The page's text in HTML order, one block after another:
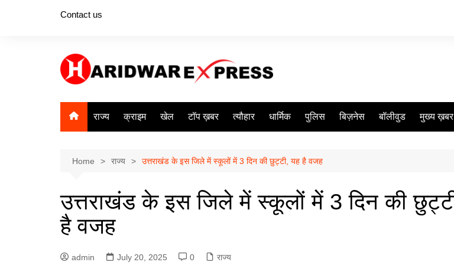
Contact us
राज्य क्राइम खेल टॉप ख़बर त्यौहार धार्मिक पुलिस बिज़नेस बॉलीवुड मुख्य ख़बर
Home राज्य उत्तराखंड के इस जिले में स्कूलों में 3 दिन की छुट्टी, यह है वजह
उत्तराखंड के इस जिले में स्कूलों में 3 दिन की
है वजह
admin July 20, 2025 0 राज्य